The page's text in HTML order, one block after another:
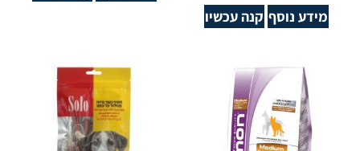
מידע נוסף קנה עכשיו